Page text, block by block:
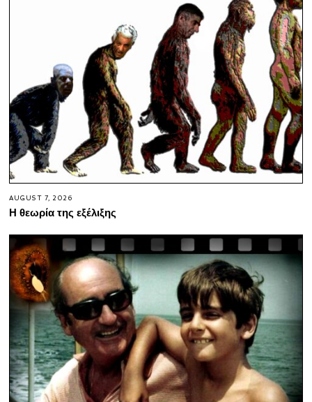
AUGUST 7, 2026
Η θεωρία της εξέλιξης